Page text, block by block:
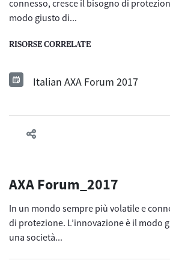
connesso, cresce il bisogno di
modo giusto di...
RISORSE CORRELATE
Italian AXA Forum 2017
AXA Forum_2017
In un mondo sempre più volatile e
di protezione. L’innovazione è il modo
una società...